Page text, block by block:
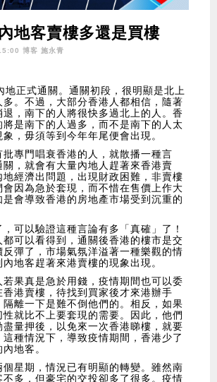
地客賣樓多還是買樓
博客 施永青
地正式通關。通關初段，很明顯是北上
多。不過，大部分香港人都相信，隨著
退，南下的人將很快多過北上的人。香
是南下的人過多，而不是南下的人太
，毋須等到今年年尾便會出現。
專門唱衰香港的人，就散播一種言
，就會有大量內地人趕著來香港賣
經濟出問題，出現財政困難，非賣樓
因為急於套現，而不惜在售價上作大
會導致香港的房地產市場受到沉重的
可以驗證這種言論有多「真確」了！
可以看得到，通關後香港的樓市是交
彈了，市場氣氛洋溢著一種樂觀的情
地客趕著來港賣樓的現象出現。
果真是急於用錢，疫情期間也可以委
港賣樓，待找到買家後才來港辦手
離一下是難不倒他們的。相反，如果
就比不上要套現的需要。因此，他們
量押後，以免來一次香港睇樓，就要
種情況下，導致疫情期間，香港少了
地客。
星期，情況已有明顯的轉變。雖然南
多，但豪宅的交投卻多了很多。疫情